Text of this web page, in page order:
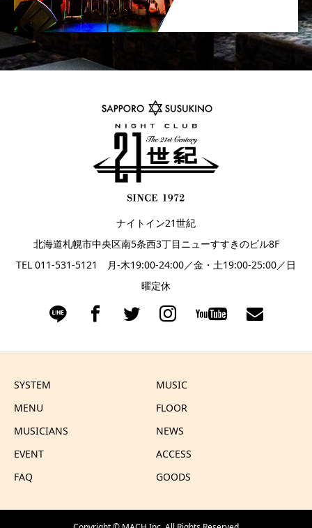
ナイトイン21世紀
北海道札幌市中央区南5条西3丁目ニューすすきのビル8F
TEL 011-531-5121 月-木19:00-24:00／金・土19:00-25:00／日
曜定休
SYSTEM
MUSIC
MENU
FLOOR
MUSICIANS
NEWS
EVENT
ACCESS
FAQ
GOODS